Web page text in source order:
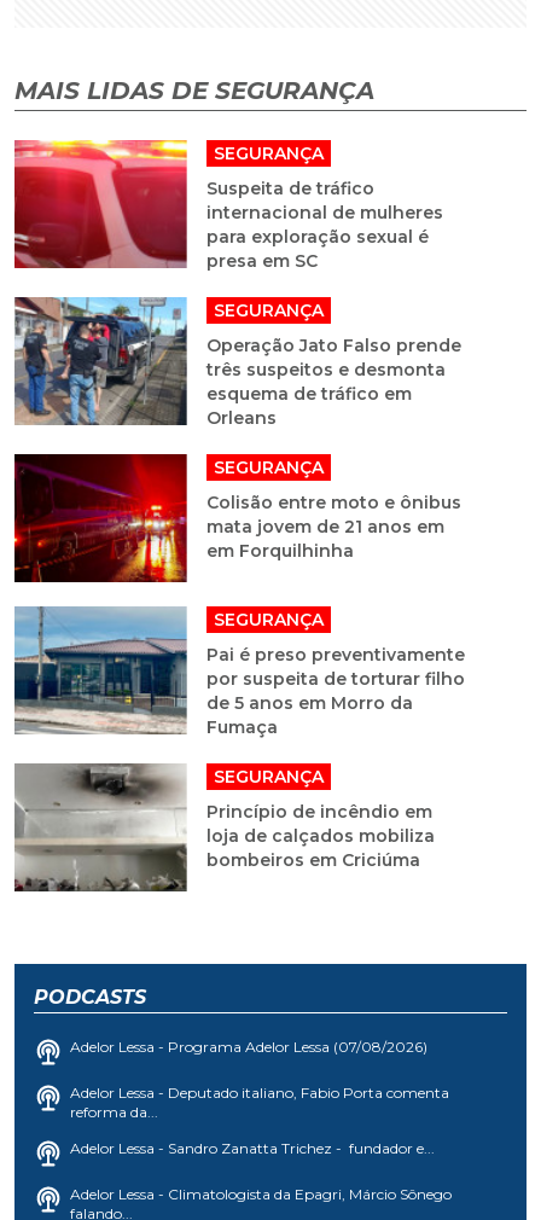
MAIS LIDAS DE SEGURANÇA
SEGURANÇA
Suspeita de tráfico
internacional de mulheres
para exploração sexual é
presa em SC
SEGURANÇA
Operação Jato Falso prende
três suspeitos e desmonta
esquema de tráfico em
Orleans
SEGURANÇA
Colisão entre moto e ônibus
mata jovem de 21 anos em
em Forquilhinha
SEGURANÇA
Pai é preso preventivamente
por suspeita de torturar filho
de 5 anos em Morro da
Fumaça
SEGURANÇA
Princípio de incêndio em
loja de calçados mobiliza
bombeiros em Criciúma
PODCASTS
Adelor Lessa - Programa Adelor Lessa (07/08/2026)
Adelor Lessa - Deputado italiano, Fabio Porta comenta
reforma da...
Adelor Lessa - Sandro Zanatta Trichez - fundador e...
Adelor Lessa - Climatologista da Epagri, Márcio Sônego
falando...